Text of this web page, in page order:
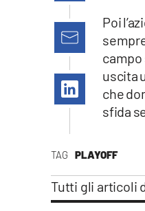
TAG PLAYOFF
Tutti gli articoli
Poi
campo
uscita
che
sfida